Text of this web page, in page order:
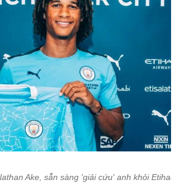
Ake, sẵn sàng 'giải cứu' anh khỏi Etihad